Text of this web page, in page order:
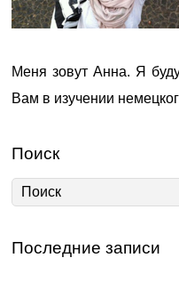
Меня зовут Анна. Я
Вам в изучении
Поиск
Последние записи